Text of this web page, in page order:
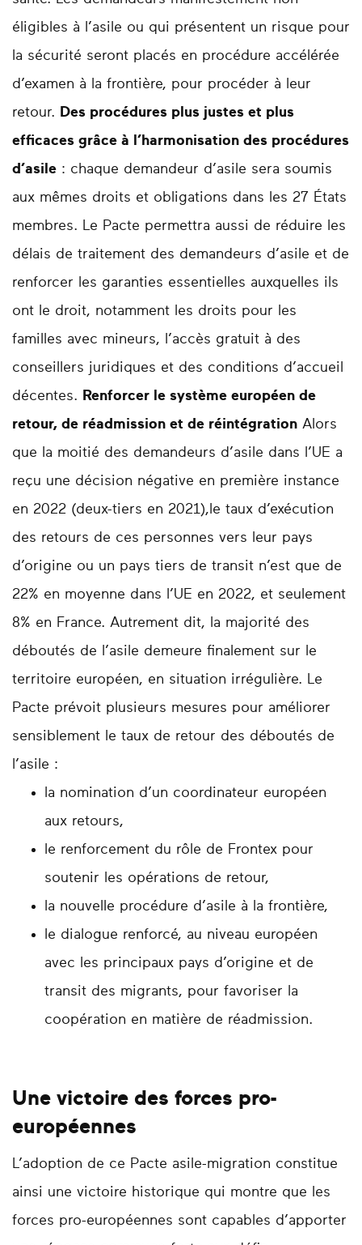
éligibles à l’asile ou qui présentent un risque pour
la sécurité seront placés en procédure accélérée
d’examen à la frontière, pour procéder à leur
retour.
Des procédures plus justes et plus
efficaces grâce à l’harmonisation des procédures
d’asile : chaque demandeur d’asile sera soumis
aux mêmes droits et obligations dans les 27 États
membres. Le Pacte permettra aussi de réduire les
délais de traitement des demandeurs d’asile et de
renforcer les garanties essentielles auxquelles ils
ont le droit, notamment les droits pour les
familles avec mineurs, l’accès gratuit à des
conseillers juridiques et des conditions d’accueil
décentes.
Renforcer le système européen de
retour, de réadmission et de réintégration Alors
que la moitié des demandeurs d’asile dans l’UE a
reçu une décision négative en première instance
en 2022 (deux-tiers en 2021),le taux d’exécution
des retours de ces personnes vers leur pays
d’origine ou un pays tiers de transit n’est que de
22% en moyenne dans l’UE en 2022, et seulement
8% en France. Autrement dit, la majorité des
déboutés de l’asile demeure finalement sur le
territoire européen, en situation irrégulière. Le
Pacte prévoit plusieurs mesures pour améliorer
sensiblement le taux de retour des déboutés de
l’asile :
la nomination d’un coordinateur européen
aux retours,
le renforcement du rôle de Frontex pour
soutenir les opérations de retour,
la nouvelle procédure d’asile à la frontière,
le dialogue renforcé, au niveau européen
avec les principaux pays d’origine et de
transit des migrants, pour favoriser la
coopération en matière de réadmission.
Une victoire des forces pro-
européennes
L’adoption de ce Pacte asile-migration constitue
ainsi une victoire historique qui montre que les
forces pro-européennes sont capables d’apporter